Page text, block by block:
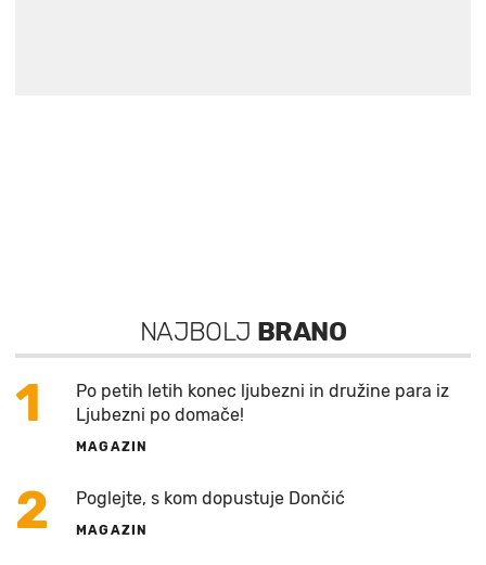
NAJBOLJ BRANO
1
Po petih letih konec ljubezni in družine para iz
Ljubezni po domače!
MAGAZIN
2 Poglejte, s kom dopustuje Dončić
MAGAZIN